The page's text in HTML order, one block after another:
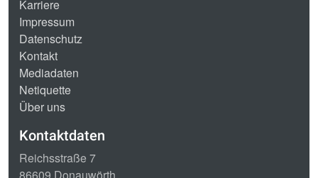
Karriere
Impressum
Datenschutz
Kontakt
Mediadaten
Netiquette
Über uns
Kontaktdaten
Reichsstraße 7
86609 Donauwörth